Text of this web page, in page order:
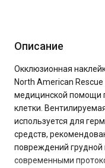
Описание
Окклюзионная
North American
медицинской помощи
клетки.
используется для
средств,
повреждений грудной
современными